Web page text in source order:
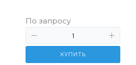
По запросу
КУПИТЬ